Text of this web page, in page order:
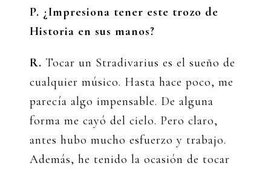
P. ¿Impresiona tener este trozo de
Historia en sus manos?
R. Tocar un Stradivarius es el sueño de
cualquier músico. Hasta hace poco, me
parecía algo impensable. De alguna
forma me cayó del cielo. Pero claro,
antes hubo mucho esfuerzo y trabajo.
Además, he tenido la ocasión de tocar